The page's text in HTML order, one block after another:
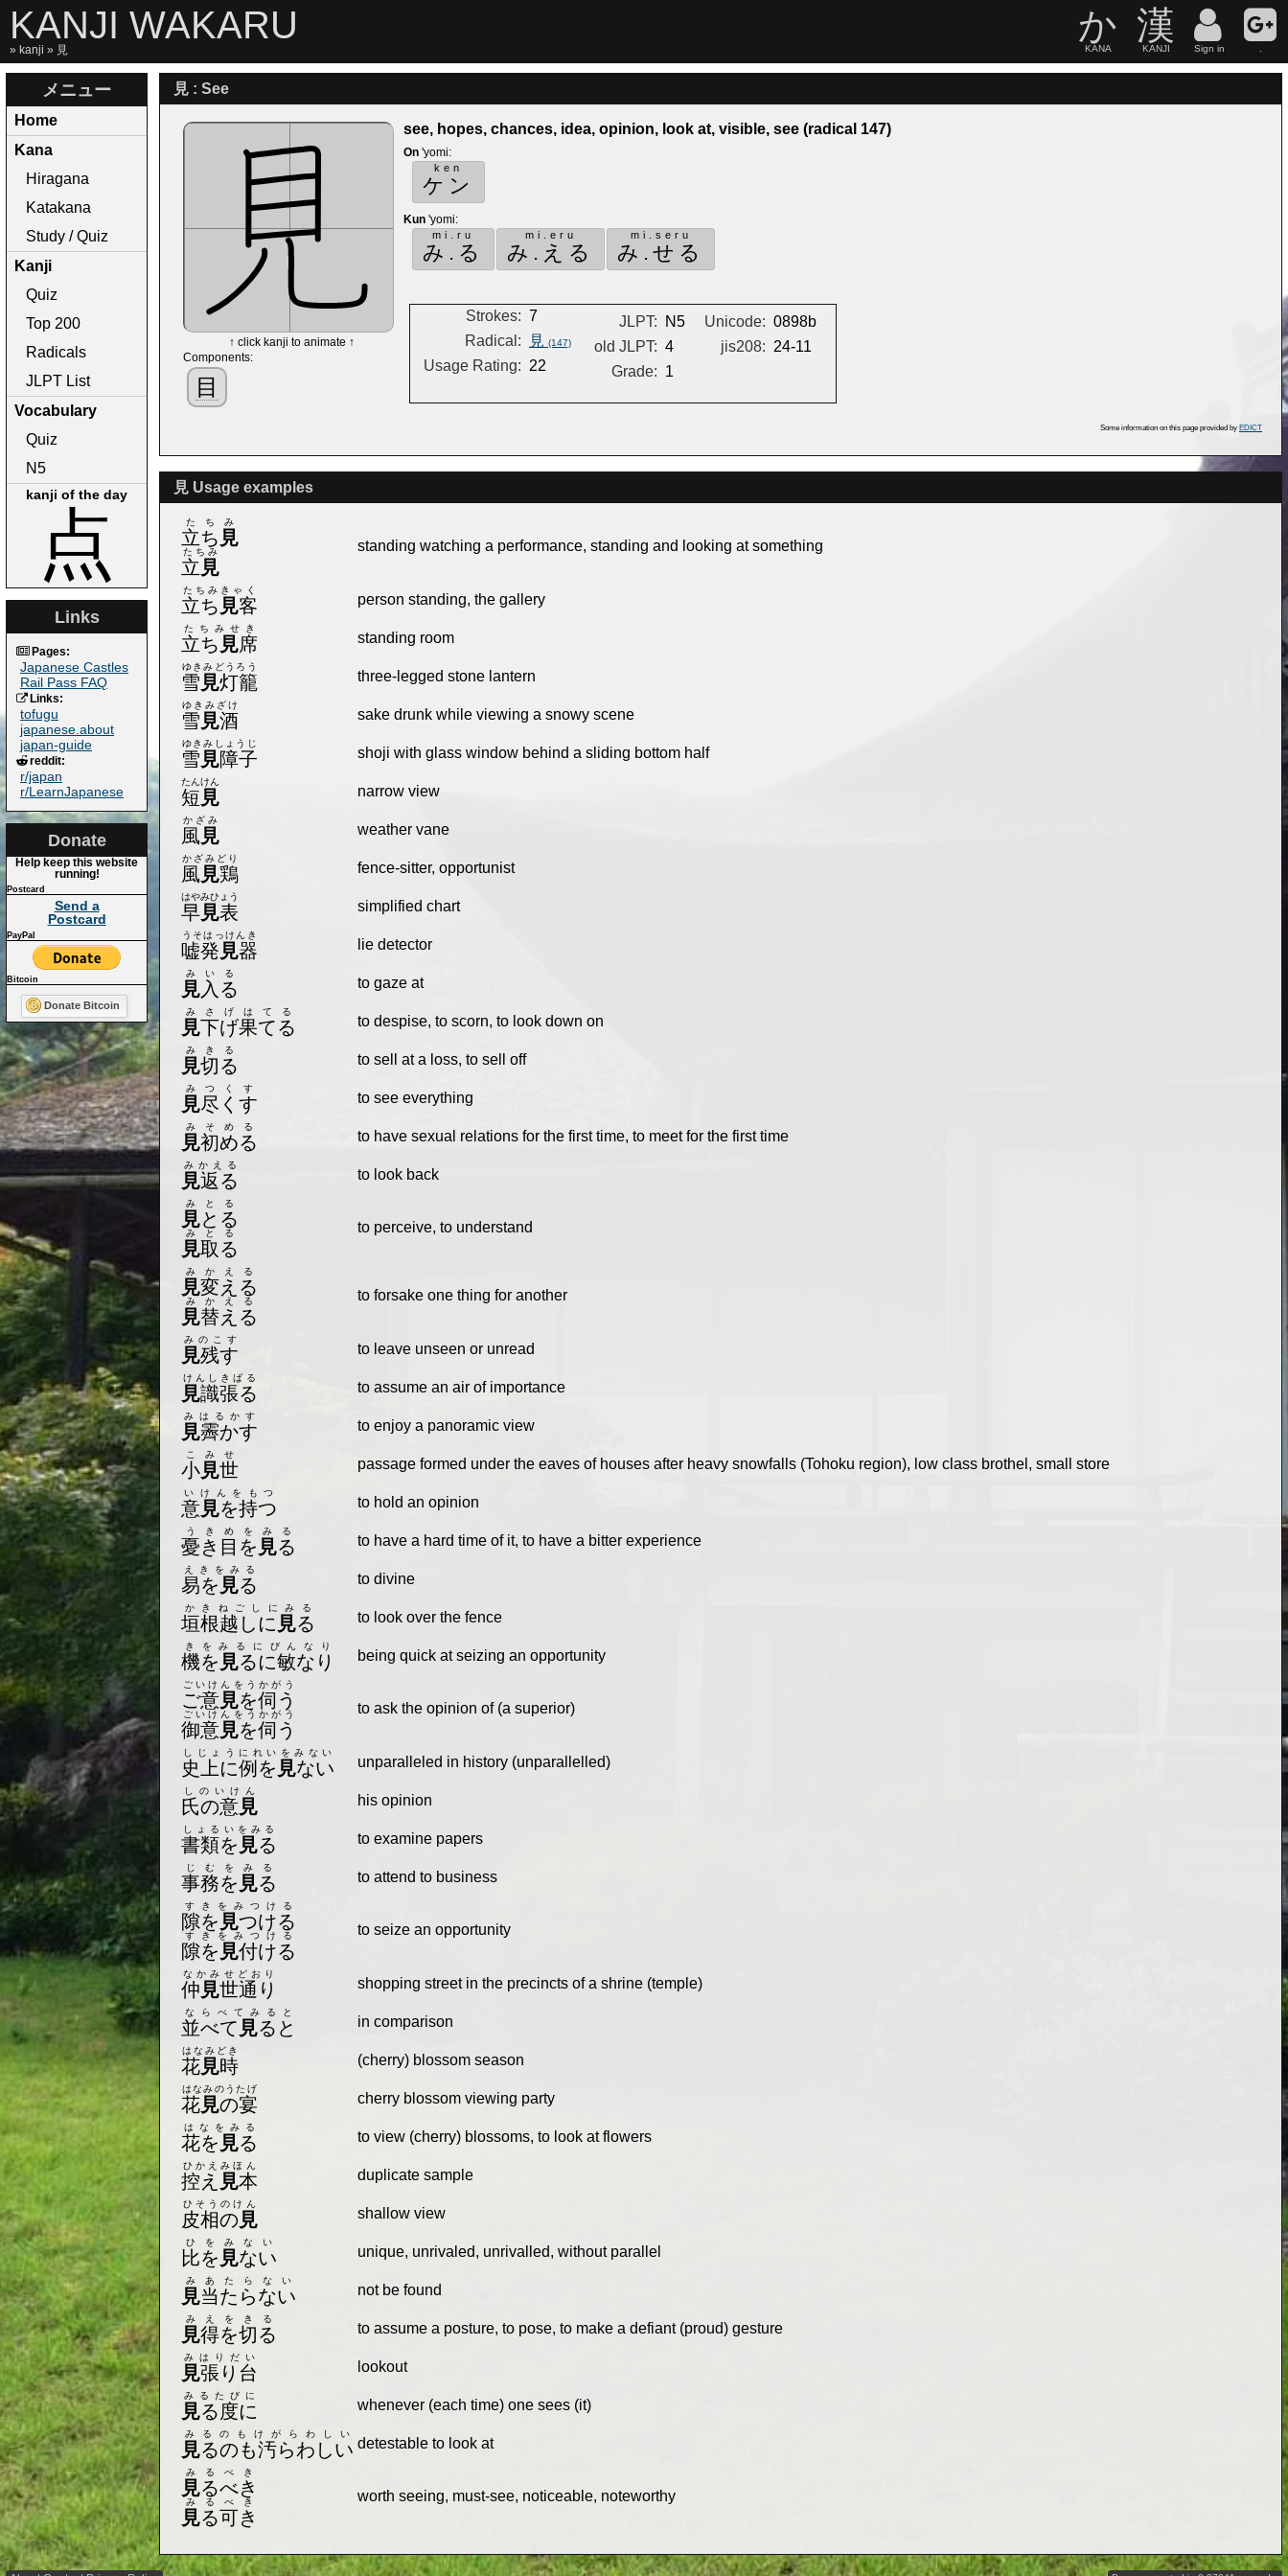
KANJI WAKARU
» kanji » 見
か
KANA
漢
KANJI Sign in
メニュー
Home
Kana
Hiragana
Katakana
Study / Quiz
Kanji
Quiz
Top 200
Radicals
JLPT List
Vocabulary
Quiz
N5
kanji of the day
点
Links
Pages:
Japanese Castles
Rail Pass FAQ
Links:
tofugu
japanese.about
japan-guide
reddit:
r/japan
r/LearnJapanese
Donate
Help keep this website
running!
Postcard
Send a
Postcard
PayPal
Bitcoin
Donate Bitcoin
見 : See
↑ click kanji to animate ↑
Components:
目
see, hopes, chances, idea, opinion, look at, visible, see (radical 147)
On 'yomi:
ケン
ken
Kun 'yomi:
み.る
mi.ru
み.える
mi.eru
み.せる
mi.seru
Strokes: 7
Radical:
見 (147)
Usage Rating: 22
JLPT:
N5
old JLPT: 4
Grade: 1
Unicode: 0898b
jis208: 24-11
Some information on this page provided by EDICT
見 Usage examples
立ち 見
たちみ
立 見
たちみ standing watching a performance, standing and looking at something
立ち 見客
たちみきゃく
person standing, the gallery
立ち 見席
たちみせき
standing room
雪 見灯籠
ゆきみどうろう
three-legged stone lantern
雪 見酒
ゆきみざけ
sake drunk while viewing a snowy scene
雪 見障子
ゆきみしょうじ
shoji with glass window behind a sliding bottom half
短 見
たんけん
narrow view
風 見
かざみ
weather vane
風 見鶏
かざみどり
fence-sitter, opportunist
早見表
はやみひょう
simplified chart
嘘発 見器
うそはっけんき
lie detector
見入る
みいる
to gaze at
見下げ果てる
みさげはてる
to despise, to scorn, to look down on
見切る
みきる
to sell at a loss, to sell off
見尽くす
みつくす
to see everything
見初める
みそめる
to have sexual relations for the first time, to meet for the first time
見返る
みかえる
to look back
見とる
みとる
見取る
みとる to perceive, to understand
見変える
みかえる
見替える
みかえる to forsake one thing for another
見残す
みのこす
to leave unseen or unread
見識張る
けんしきばる
to assume an air of importance
見霽かす
みはるかす
to enjoy a panoramic view
小見世
こみせ
passage formed under the eaves of houses after heavy snowfalls (Tohoku region), low class brothel, small store
意見を持つ
いけんをもつ
to hold an opinion
憂き目を 見る
うきめをみる
to have a hard time of it, to have a bitter experience
易を 見る
えきをみる
to divine
垣根越しに 見る
かきねごしにみる
to look over the fence
機を 見るに敏なり
きをみるにびんなり
being quick at seizing an opportunity
ご意見を伺う
ごいけんをうかがう
御意見を伺う
ごいけんをうかがう to ask the opinion of (a superior)
史上に例を 見ない
しじょうにれいをみない
unparalleled in history (unparallelled)
氏の意見
しのいけん
his opinion
書類を 見る
しょるいをみる
to examine papers
事務を 見る
じむをみる
to attend to business
隙を 見つける
すきをみつける
隙を 見付ける
すきをみつける to seize an opportunity
仲 見世通り
なかみせどおり
shopping street in the precincts of a shrine (temple)
並べて 見ると
ならべてみると
in comparison
花見時
はなみどき
(cherry) blossom season
花見の宴
はなみのうたげ
cherry blossom viewing party
花を 見る
はなをみる
to view (cherry) blossoms, to look at flowers
控え 見本
ひかえみほん
duplicate sample
皮相の 見
ひそうのけん
shallow view
比を 見ない
ひをみない
unique, unrivaled, unrivalled, without parallel
見当たらない
みあたらない
not be found
見得を切る
みえをきる
to assume a posture, to pose, to make a defiant (proud) gesture
見張り台
みはりだい
lookout
見る度に
みるたびに
whenever (each time) one sees (it)
見るのも汚らわしい
みるのもけがらわしい
detestable to look at
見るべき
みるべき
見る可き
みるべき worth seeing, must-see, noticeable, noteworthy